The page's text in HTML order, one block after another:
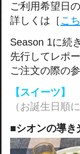
ご利用希望日
詳しくは［ こ
Season 1に続
先行してレポ
ご注文の際の
【スイーツ】
（お誕生日順
■シオンの導き